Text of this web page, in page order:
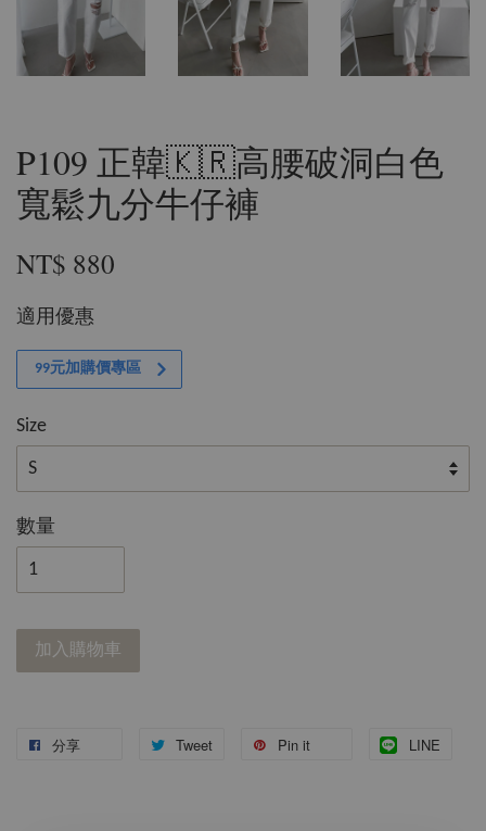
P109 正韓🇰🇷高腰破洞白色
寬鬆九分牛仔褲
NT$ 880
適用優惠
99元加購價專區
Size
數量
加入購物車
分享 Tweet Pin it LINE